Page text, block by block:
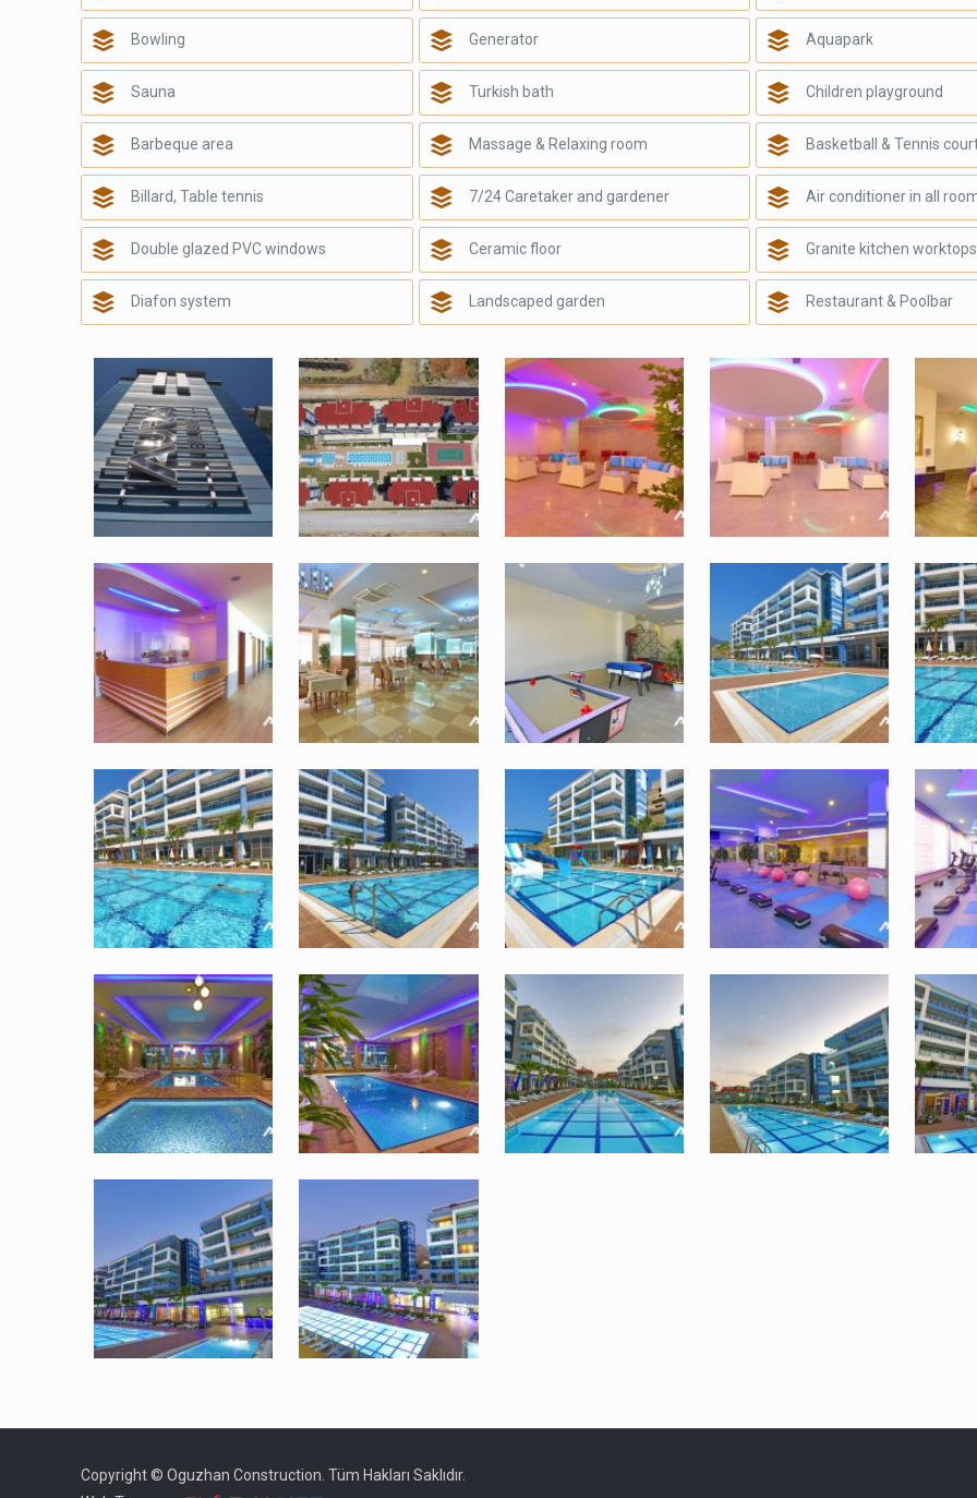
Bowling Generator Aquapark
Sauna Turkish bath Children playground
Barbeque area Massage & Relaxing room Basketball & Tennis
Billard, Table tennis 7/24 Caretaker and gardener Air conditioner in all
Double glazed PVC windows Ceramic floor Granite kitchen worktops
Diafon system Landscaped garden Restaurant & Poolbar
Copyright © Oguzhan Construction. Tüm Hakları Saklıdır.